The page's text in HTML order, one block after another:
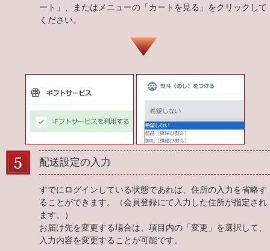
ート」、またはメニューの「カートを見る」をクリックして
ください。
配送設定の入力
すでにログインしている状態であれば、住所の入力を省略す
ることができます。（会員登録にて入力した住所が指定され
ます。）
お届け先を変更する場合は、項目内の「変更」を選択して、
入力内容を変更することが可能です。